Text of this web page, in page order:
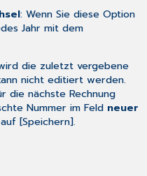
: Wenn Sie diese Option
Jahr mit dem
die zuletzt vergebene
nicht editiert werden.
die nächste Rechnung
Nummer im Feld neuer
[Speichern].